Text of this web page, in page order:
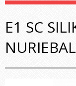
E1 SC